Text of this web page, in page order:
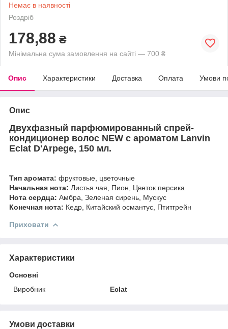
Немає в наявності
Роздріб
178,88 ₴
Мінімальна сума замовлення на сайті — 700 ₴
Опис Характеристики Доставка Оплата Умови
Опис
Двухфазный парфюмированный спрей-
кондиционер волос NEW с ароматом Lanvin
Eclat D'Arpege, 150 мл.
Тип аромата: фруктовые, цветочные
Начальная нота: Листья чая, Пион, Цветок персика
Нота сердца: Амбра, Зеленая сирень, Мускус
Конечная нота: Кедр, Китайский османтус, Птитгрейн
Приховати
Характеристики
Основні
Виробник
Eclat
Умови доставки